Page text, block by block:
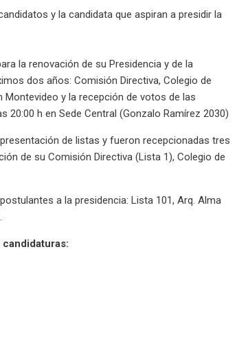
y la candidata que aspiran a presidir la
la renovación de su Presidencia y de la
dos años: Comisión Directiva, Colegio de
Montevideo y la recepción de votos de las
h en Sede Central (Gonzalo Ramírez 2030)
de listas y fueron recepcionadas tres
de su Comisión Directiva (Lista 1), Colegio de
a la presidencia: Lista 101, Arq. Alma